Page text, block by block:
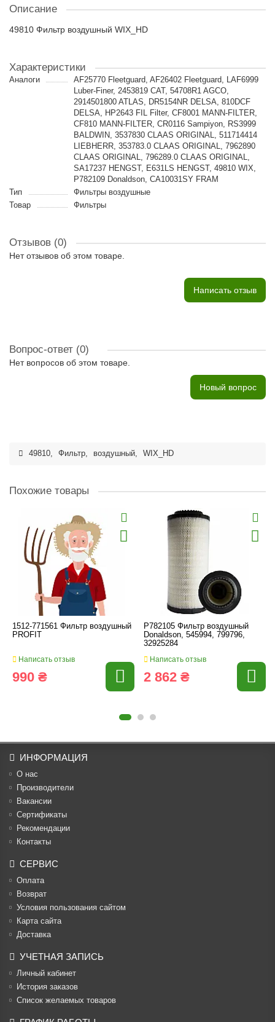
Описание
49810 Фильтр воздушный WIX_HD
Характеристики
Аналоги
AF25770 Fleetguard, AF26402 Fleetguard, LAF6999
Luber-Finer, 2453819 CAT, 54708R1 AGCO,
2914501800 ATLAS, DR5154NR DELSA, 810DCF
DELSA, HP2643 FIL Filter, CF8001 MANN-FILTER,
CF810 MANN-FILTER, CR0116 Sampiyon, RS3999
BALDWIN, 3537830 CLAAS ORIGINAL, 511714414
LIEBHERR, 353783.0 CLAAS ORIGINAL, 7962890
CLAAS ORIGINAL, 796289.0 CLAAS ORIGINAL,
SA17237 HENGST, E631LS HENGST, 49810 WIX,
P782109 Donaldson, CA10031SY FRAM
Тип
Фильтры воздушные
Товар
Фильтры
Отзывов (0)
Нет отзывов об этом товаре.
Написать отзыв
Вопрос-ответ (0)
Нет вопросов об этом товаре.
Новый вопрос
49810, Фильтр, воздушный, WIX_HD
Похожие товары
1512-771561 Фильтр воздушный
PROFIT
Написать отзыв
990 ₴
P782105 Фильтр воздушный
Donaldson, 545994, 799796,
32925284
Написать отзыв
2 862 ₴
ИНФОРМАЦИЯ
О нас
Производители
Вакансии
Cертификаты
Рекомендации
Контакты
СЕРВИС
Оплата
Возврат
Условия пользования сайтом
Карта сайта
Доставка
УЧЕТНАЯ ЗАПИСЬ
Личный кабинет
История заказов
Список желаемых товаров